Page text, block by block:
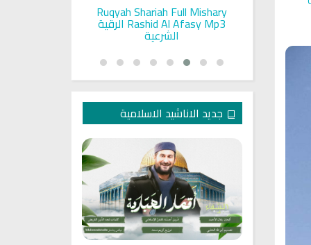
Ruqyah
Ruqyah Shariah Full Mishary
Rashid Al Afasy Mp3 الرقية
الشرعية
جديد الاناشيد الاسلامية